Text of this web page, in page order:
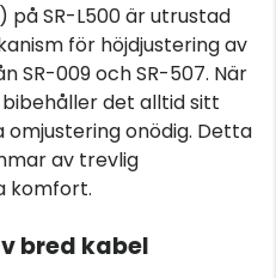
på SR-L500 är utrustad
för höjdjustering av
SR-009 och SR-507. När
det alltid sitt
onödig. Detta
av trevlig
komfort.
bred kabel